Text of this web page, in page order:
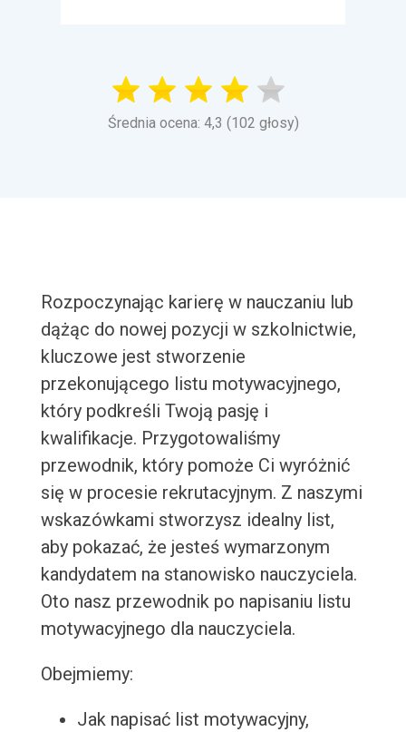
Średnia ocena: 4,3 (102 głosy)
Rozpoczynając karierę w nauczaniu lub
dążąc do nowej pozycji w szkolnictwie,
kluczowe jest stworzenie
przekonującego listu motywacyjnego,
który podkreśli Twoją pasję i
kwalifikacje. Przygotowaliśmy
przewodnik, który pomoże Ci wyróżnić
się w procesie rekrutacyjnym. Z naszymi
wskazówkami stworzysz idealny list,
aby pokazać, że jesteś wymarzonym
kandydatem na stanowisko nauczyciela.
Oto nasz przewodnik po napisaniu listu
motywacyjnego dla nauczyciela.
Obejmiemy:
Jak napisać list motywacyjny,